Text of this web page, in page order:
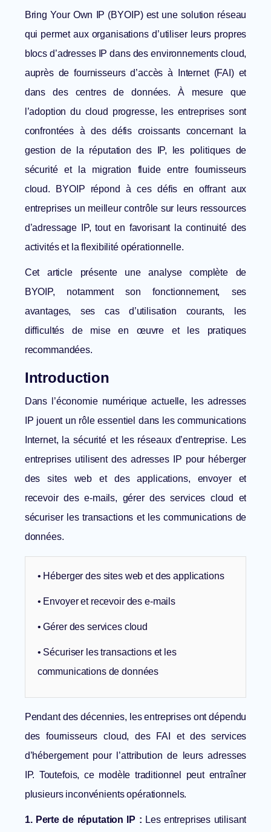
Bring Your Own IP (BYOIP) est une solution réseau
qui permet aux organisations d’utiliser leurs propres
blocs d’adresses IP dans des environnements cloud,
auprès de fournisseurs d’accès à Internet (FAI) et
dans des centres de données. À mesure que
l’adoption du cloud progresse, les entreprises sont
confrontées à des défis croissants concernant la
gestion de la réputation des IP, les politiques de
sécurité et la migration fluide entre fournisseurs
cloud. BYOIP répond à ces défis en offrant aux
entreprises un meilleur contrôle sur leurs ressources
d’adressage IP, tout en favorisant la continuité des
activités et la flexibilité opérationnelle.
Cet article présente une analyse complète de
BYOIP, notamment son fonctionnement, ses
avantages, ses cas d’utilisation courants, les
difficultés de mise en œuvre et les pratiques
recommandées.
Introduction
Dans l’économie numérique actuelle, lesadresses
IP jouent un rôle essentiel dans les communications
Internet, la sécurité et les réseaux d’entreprise. Les
entreprises utilisent des adresses IP pour héberger
des sites web et des applications, envoyer et
recevoir des e-mails, gérer des services cloud et
sécuriser les transactions et les communications de
données.
• Héberger des sites web et des applications
• Envoyer et recevoir des e-mails
• Gérer des services cloud
• Sécuriser les transactions et les
communications de données
Pendant des décennies, les entreprises ont dépendu
des fournisseurs cloud, des FAI et des services
d’hébergement pour l’attribution de leurs adresses
IP. Toutefois, ce modèle traditionnel peut entraîner
plusieurs inconvénients opérationnels.
1. Perte de réputation IP : Les entreprises utilisant